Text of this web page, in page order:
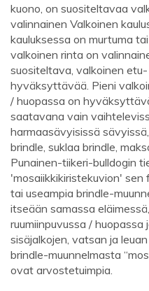
kuono, on suositeltavaa
valinnainen Valkoinen
kauluksessa on murtuma
valkoinen rinta on
suositeltava, valkoinen
hyväksyttävää. Pieni
/ huopassa on
saatavana vain
harmaasävyisissä
brindle, suklaa brindle,
Punainen-tiikeri-bulldogin
'mosaiikkikiristekuvion' sen
tai useampia brindle-
itseään samassa
ruumiinpuvussa /
sisäjalkojen, vatsan ja
brindle-muunnelmasta
ovat arvostetuimpia.